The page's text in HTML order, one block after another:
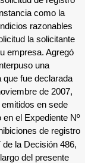
como la
razonables
la solicitante
empresa. Agregó
una
fue declarada
de 2007,
en sede
el Expediente Nº
de registro
de la Decisión 486,
del presente